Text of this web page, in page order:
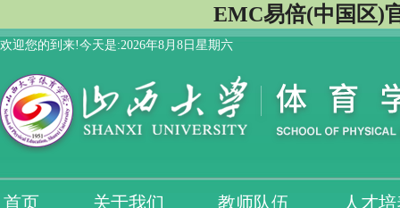
EMC易倍(中国区)
欢迎您的到来!今天是:2026年8月8日星期六
首页 关于我们 教师队伍 人才